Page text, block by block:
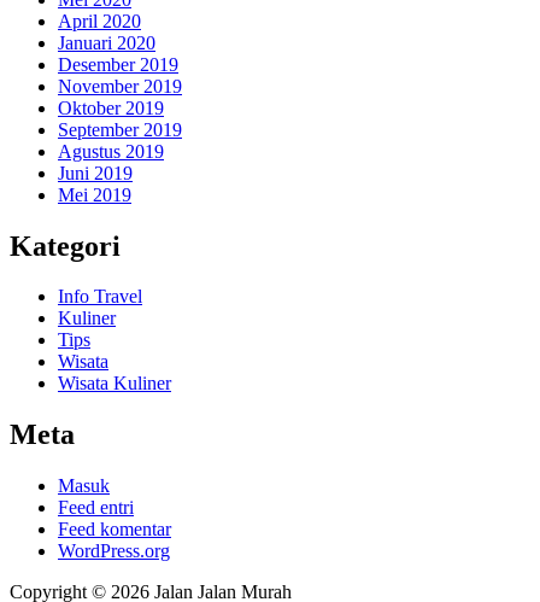
April 2020
Januari 2020
Desember 2019
November 2019
Oktober 2019
September 2019
Agustus 2019
Juni 2019
Mei 2019
Kategori
Info Travel
Kuliner
Tips
Wisata
Wisata Kuliner
Meta
Masuk
Feed entri
Feed komentar
WordPress.org
Copyright © 2026 Jalan Jalan Murah